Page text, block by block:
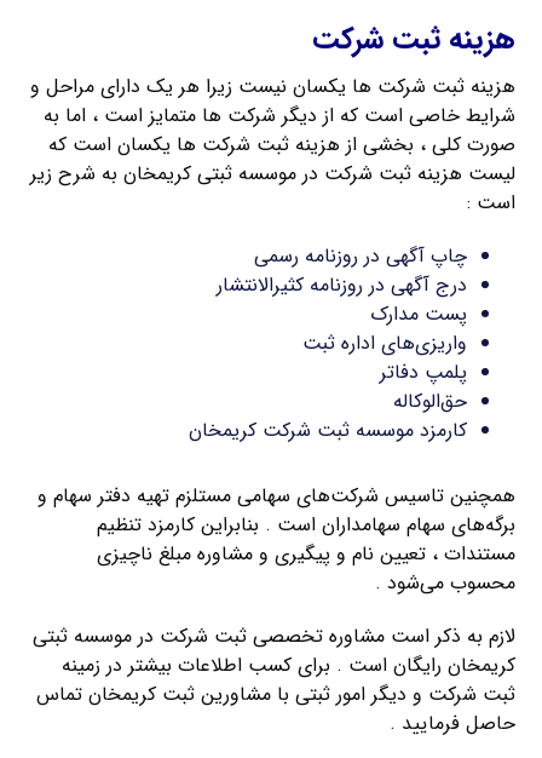
هزینه ثبت شرکت
هزینه ثبت شرکت ها یکسان نیست زیرا هر یک دارای مراحل و
شرایط خاصی است که از دیگر شرکت ها متمایز است ، اما به
صورت کلی ، بخشی از هزینه ثبت شرکت ها یکسان است که
لیست هزینه ثبت شرکت در موسسه ثبتی کریمخان به شرح زیر
است :
چاپ آگهی در روزنامه رسمی
درج آگهی در روزنامه کثیرالانتشار
پست مدارک
واریزی‌های اداره ثبت
پلمپ دفاتر
حق‌الوکاله
کارمزد موسسه ثبت شرکت کریمخان
همچنین تاسیس شرکت‌های سهامی مستلزم تهیه دفتر سهام و
برگه‌های سهام سهامداران است . بنابراین کارمزد تنظیم
مستندات ، تعیین نام و پیگیری و مشاوره مبلغ ناچیزی
محسوب می‌شود .
لازم به ذکر است مشاوره تخصصی ثبت شرکت در موسسه ثبتی
کریمخان رایگان است . برای کسب اطلاعات بیشتر در زمینه
ثبت شرکت و دیگر امور ثبتی با مشاورین ثبت کریمخان تماس
حاصل فرمایید .